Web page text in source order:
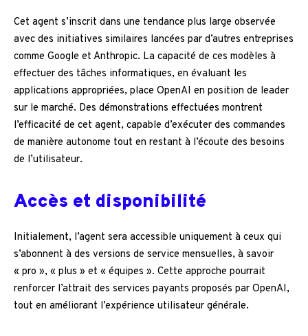
Cet agent s’inscrit dans une tendance plus large observée
avec des initiatives similaires lancées par d’autres entreprises
comme Google et Anthropic. La capacité de ces modèles à
effectuer des tâches informatiques, en évaluant les
applications appropriées, place OpenAI en position de leader
sur le marché. Des démonstrations effectuées montrent
l’efficacité de cet agent, capable d’exécuter des commandes
de manière autonome tout en restant à l’écoute des besoins
de l’utilisateur.
Accès et disponibilité
Initialement, l’agent sera accessible uniquement à ceux qui
s’abonnent à des versions de service mensuelles, à savoir
« pro », « plus » et « équipes ». Cette approche pourrait
renforcer l’attrait des services payants proposés par OpenAI,
tout en améliorant l’expérience utilisateur générale.